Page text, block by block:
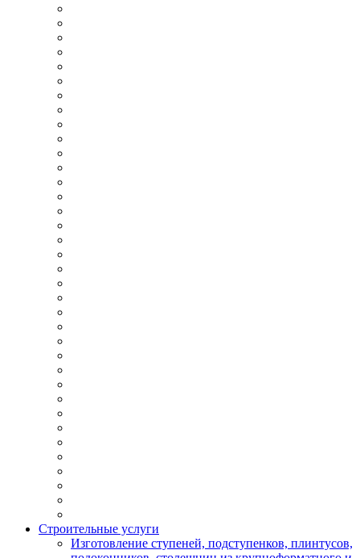
Строительные услуги
Изготовление ступеней, подступенков, плинтусов,